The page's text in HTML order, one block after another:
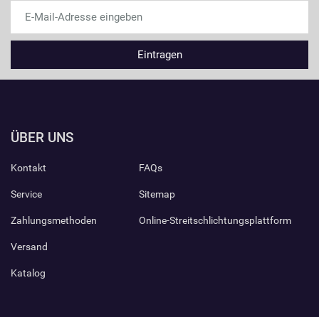
ÜBER UNS
Kontakt
Service
Zahlungsmethoden
Versand
Katalog
FAQs
Sitemap
Online-Streitschlichtungsplattform